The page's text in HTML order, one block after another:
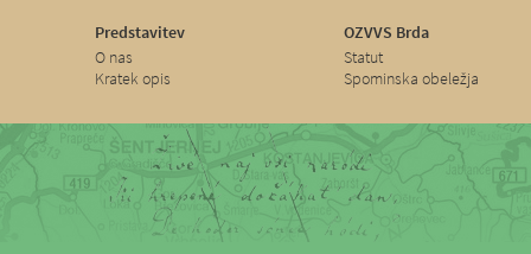
Predstavitev
O nas
Kratek opis
OZVVS Brda
Statut
Spominska obeležja